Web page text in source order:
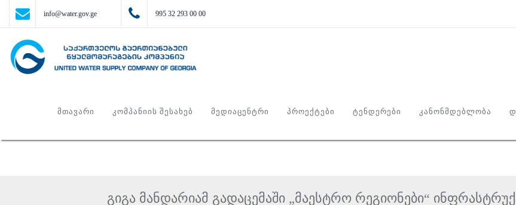
info@water.gov.ge 995 32 293 00 00
ᲛᲗᲐᲕᲐᲠᲘ ᲙᲝᲛᲞᲐᲜᲘᲘᲡ ᲨᲔᲡᲐᲮᲔᲑ ᲛᲔᲓᲘᲐᲪᲔᲜᲢᲠᲘ ᲞᲠᲝᲔᲥᲢᲔᲑᲘ ᲢᲔᲜᲓᲔᲠᲔᲑᲘ ᲙᲐᲜᲝᲜᲛᲓᲔᲑᲚᲝᲑᲐ
გიგა მანდარიამ გადაცემაში „მაესტრო რეგიონები“